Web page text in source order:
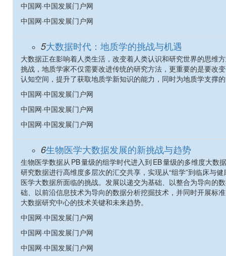
中国网·中国发展门户网
中国网·中国发展门户网
5大数据时代：地质学的挑战与机遇
大数据正在影响着人类生活，改变着人类认识和研究世界的思维
挑战，地质学家不仅需要改进传统的研究方法，更重要的是要改
认知空间，提升了获取地质学新知识的能力，同时为地质学支撑
中国网·中国发展门户网
中国网·中国发展门户网
中国网·中国发展门户网
6生物医学大数据发展的新挑战与趋势
生物医学数据从 PB 量级的组学时代进入到 EB 量级的多维度大
研究数据进行高维度多层次的汇交共享，实现从“组学”到临床与
医学大数据所面临的挑战。发展以递交为基础、以整合为导向的
础、以前沿信息技术为导向的数据分析挖掘技术，并同时开展标
大数据研究中心的技术关键和未来趋势。
中国网·中国发展门户网
中国网·中国发展门户网
中国网·中国发展门户网